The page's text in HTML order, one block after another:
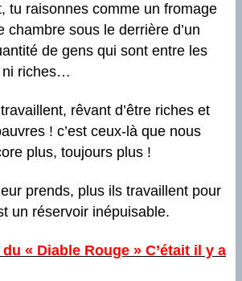
tu raisonnes comme un fromage
chambre sous le derrière d’un
de gens qui sont entre les
ni riches…
rêvant d’être riches et
! c’est ceux-là que nous
plus, toujours plus !
prends, plus ils travaillent pour
un réservoir inépuisable.
« Diable Rouge » C’était il y a